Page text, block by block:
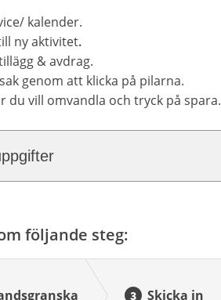
kalender.
ny aktivitet.
& avdrag.
genom att klicka på pilarna.
du vill omvandla och tryck på spara.
följande steg:
Skicka in